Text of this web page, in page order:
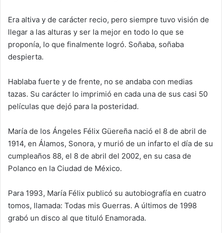
Era altiva y de carácter recio, pero siempre tuvo visión de
llegar a las alturas y ser la mejor en todo lo que se
proponía, lo que finalmente logró. Soñaba, soñaba
despierta.
Hablaba fuerte y de frente, no se andaba con medias
tazas. Su carácter lo imprimió en cada una de sus casi 50
películas que dejó para la posteridad.
María de los Ángeles Félix Güereña nació el 8 de abril de
1914, en Álamos, Sonora, y murió de un infarto el día de su
cumpleaños 88, el 8 de abril del 2002, en su casa de
Polanco en la Ciudad de México.
Para 1993, María Félix publicó su autobiografía en cuatro
tomos, llamada: Todas mis Guerras. A últimos de 1998
grabó un disco al que tituló Enamorada.